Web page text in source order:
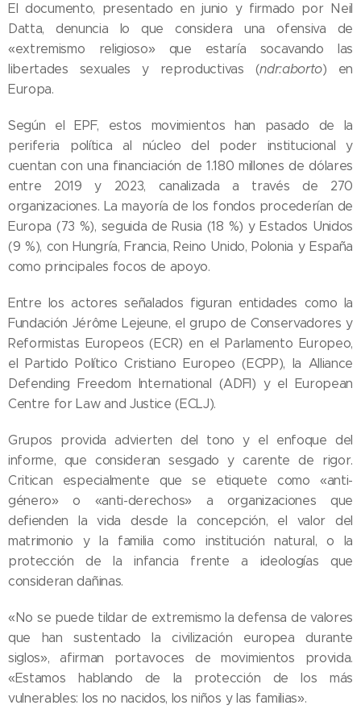
El documento, presentado en junio y firmado por Neil
Datta, denuncia lo que considera una ofensiva de
«extremismo religioso» que estaría socavando las
libertades sexuales y reproductivas (ndr:aborto) en
Europa.
Según el EPF, estos movimientos han pasado de la
periferia política al núcleo del poder institucional y
cuentan con una financiación de 1.180 millones de dólares
entre 2019 y 2023, canalizada a través de 270
organizaciones. La mayoría de los fondos procederían de
Europa (73 %), seguida de Rusia (18 %) y Estados Unidos
(9 %), con Hungría, Francia, Reino Unido, Polonia y España
como principales focos de apoyo.
Entre los actores señalados figuran entidades como la
Fundación Jérôme Lejeune, el grupo de Conservadores y
Reformistas Europeos (ECR) en el Parlamento Europeo,
el Partido Político Cristiano Europeo (ECPP), la Alliance
Defending Freedom International (ADFI) y el European
Centre for Law and Justice (ECLJ).
Grupos provida advierten del tono y el enfoque del
informe, que consideran sesgado y carente de rigor.
Critican especialmente que se etiquete como «anti-
género» o «anti-derechos» a organizaciones que
defienden la vida desde la concepción, el valor del
matrimonio y la familia como institución natural, o la
protección de la infancia frente a ideologías que
consideran dañinas.
«No se puede tildar de extremismo la defensa de valores
que han sustentado la civilización europea durante
siglos», afirman portavoces de movimientos provida.
«Estamos hablando de la protección de los más
vulnerables: los no nacidos, los niños y las familias».